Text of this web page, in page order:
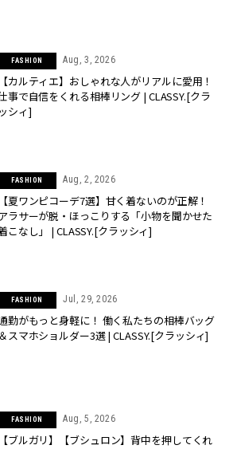
FASHION Aug, 3, 2026
【カルティエ】おしゃれな人がリアルに愛用！
事で自信をくれる相棒リング | CLASSY.[クラ
ッシィ]
FASHION Aug, 2, 2026
【夏ワンピコーデ7選】甘く着ないのが正解！
ラサーが脱・ほっこりする「小物を聞かせた
こなし」 | CLASSY.[クラッシィ]
FASHION Jul, 29, 2026
勤がもっと身軽に！ 働く私たちの相棒バッグ
＆スマホショルダー3選 | CLASSY.[クラッシィ]
FASHION Aug, 5, 2026
【ブルガリ】【ブシュロン】背中を押してくれ